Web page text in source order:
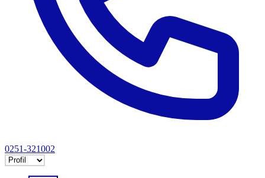
0251-321002
Selectează tab